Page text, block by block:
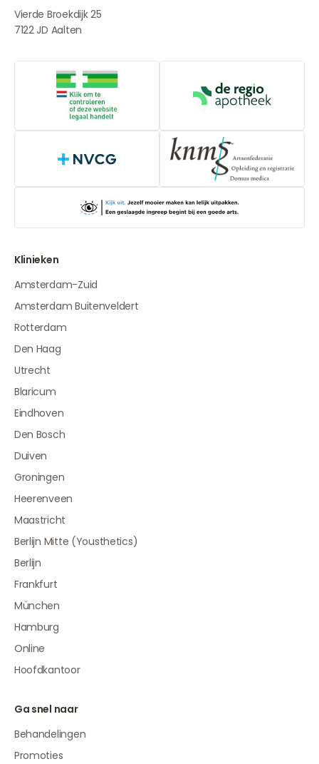
Vierde Broekdijk 25
7122 JD Aalten
Online aanbieders medicijnenDe Regio
NVCG
Klinieken
Amsterdam-Zuid
Amsterdam Buitenveldert
Rotterdam
Den Haag
Utrecht
Blaricum
Eindhoven
Den Bosch
Duiven
Groningen
Heerenveen
Maastricht
Berlijn Mitte (Yousthetics)
Berlijn
Frankfurt
München
Hamburg
Online
Hoofdkantoor
Ga snel naar
Behandelingen
Promoties